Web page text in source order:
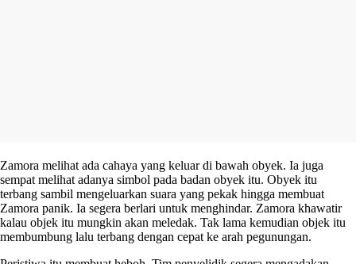
Zamora melihat ada cahaya yang keluar di bawah obyek. Ia juga
sempat melihat adanya simbol pada badan obyek itu. Obyek itu
terbang sambil mengeluarkan suara yang pekak hingga membuat
Zamora panik. Ia segera berlari untuk menghindar. Zamora khawatir
kalau objek itu mungkin akan meledak. Tak lama kemudian objek itu
membumbung lalu terbang dengan cepat ke arah pegunungan.